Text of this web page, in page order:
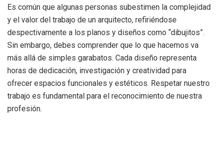
Es común que algunas personas subestimen la complejidad
y el valor del trabajo de un arquitecto, refiriéndose
despectivamente a los planos y diseños como “dibujitos”.
Sin embargo, debes comprender que lo que hacemos va
más allá de simples garabatos. Cada diseño representa
horas de dedicación, investigación y creatividad para
ofrecer espacios funcionales y estéticos. Respetar nuestro
trabajo es fundamental para el reconocimiento de nuestra
profesión.